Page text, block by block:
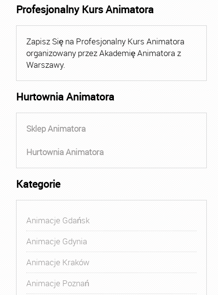
Profesjonalny Kurs Animatora
Zapisz Się na Profesjonalny Kurs Animatora
organizowany przez Akademię Animatora z
Warszawy.
Hurtownia Animatora
Sklep Animatora
Hurtownia Animatora
Kategorie
Animacje Gdańsk
Animacje Gdynia
Animacje Kraków
Animacje Poznań